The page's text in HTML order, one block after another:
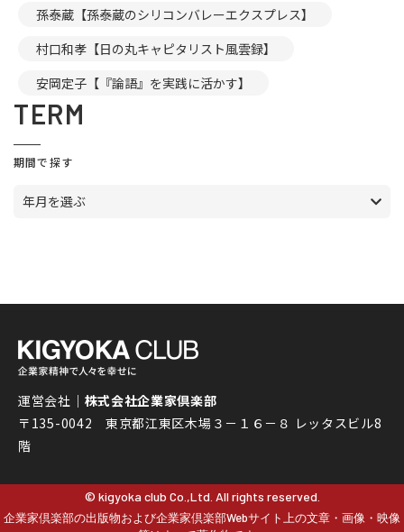
孫泰蔵【孫泰蔵のシリコンバレーエクスプレス】
村口和孝【日の丸キャピタリスト風雲録】
安岡定子【『論語』を実践に活かす】
TERM
期間で探す
年月を選ぶ
運営会社｜ 株式会社企業家倶楽部
〒135-0042 東京都江東区木場３－１６－８ レッタスビル8
階
© kigyoka club Co.,Ltd. All rights reserved.
企業家倶楽部の出版物および企業家倶楽部Webサイト上の文章・画像・映像